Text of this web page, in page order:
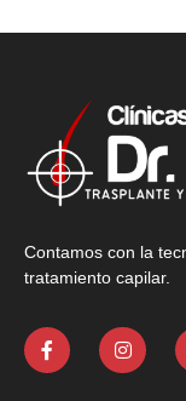
Contamos con la
tratamiento capilar.